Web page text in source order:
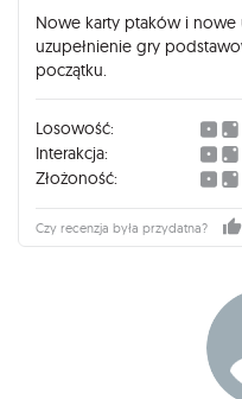
Nowe karty ptaków i nowe
uzupełnienie gry
początku.
Losowość:
Interakcja:
Złożoność:
Czy recenzja była przydatna?